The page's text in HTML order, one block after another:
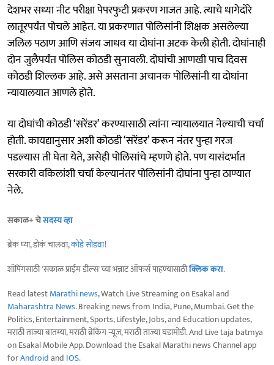
देशभर सध्या नीट परीक्षा पेपरफुटी प्रकरण गाजत आहे. त्याचे धागेदोरे
लातूरपर्यंत पोचले आहेत. या प्रकरणात पोलिसांनी शिक्षक असलेल्या
जलिल पठाण आणि संजय जाधव या दोघांना अटक केली होती. दोघांनाही
दोन जुलैपर्यंत पोलिस कोठडी सुनावली. दोघांची आणखी पाच दिवस
कोठडी शिल्लक आहे. असे असताना अचानक पोलिसांनी या दोघांना
न्यायालयात आणले होते.
या दोघांची कोठडी ‘सरेंडर’ करण्यासाठी त्यांना न्यायालयात नेल्याची चर्चा
होती. कायद्यानुसार अशी कोठडी ‘सरेंडर’ करून नंतर पुन्हा गरज
पडल्यास ती घेता येते, असेही पोलिसांचे म्हणणे होते. पण यासंदर्भात
सरकारी वकिलांशी चर्चा केल्यानंतर पोलिसांनी दोघांना पुन्हा ठाण्यात
नेले.
सकाळ+ चेसदस्य व्हा
ब्रेक घ्या, डोकं चालवा,कोडे सोडवा!
शॉपिंगसाठी 'सकाळ प्राईम डील्स'च्या भन्नाट ऑफर्स पाहण्यासाठीक्लिक करा.
Read latestMarathi news, Watch Live Streaming on Esakal and
Maharashtra News. Breaking news from India, Pune, Mumbai. Get the
Politics, Entertainment, Sports, Lifestyle, Jobs, and Education updates,
मराठी ताज्या बातम्या, मराठी ब्रेकिंग न्यूज, मराठी ताज्या घडामोडी. And Live taja batmya
on Esakal Mobile App. Download the Esakal Marathi news Channel app
forAndroidand IOS.